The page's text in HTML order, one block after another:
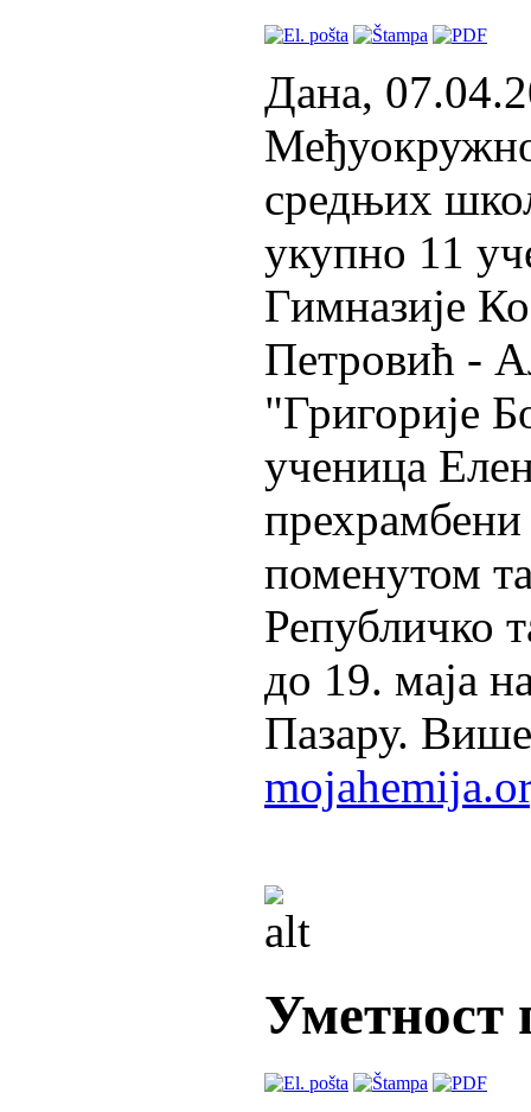
Дана,
средњих
укупно 11
Гимназије
Петровић -
"Григорије
ученица
прехрамбени
поменутом
Републичко
до 19. маја
Пазару.
Уметност